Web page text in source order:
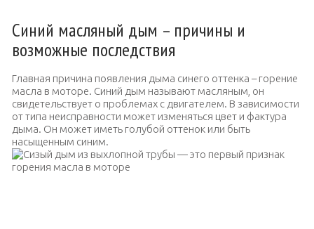
Синий масляный дым – причины и
возможные последствия
Главная причина появления дыма синего оттенка – горение
масла в моторе. Синий дым называют масляным, он
свидетельствует о проблемах с двигателем. В зависимости
от типа неисправности может изменяться цвет и фактура
дыма. Он может иметь голубой оттенок или быть
насыщенным синим.